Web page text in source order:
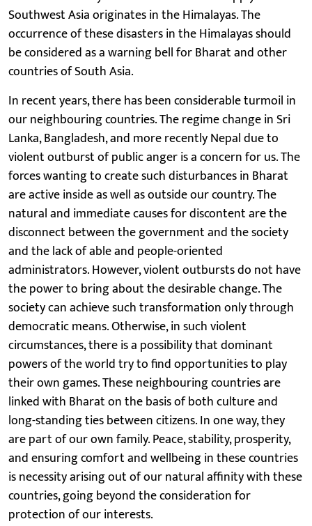
Southwest Asia originates in the Himalayas. The
occurrence of these disasters in the Himalayas should
be considered as a warning bell for Bharat and other
countries of South Asia.
In recent years, there has been considerable turmoil in
our neighbouring countries. The regime change in Sri
Lanka, Bangladesh, and more recently Nepal due to
violent outburst of public anger is a concern for us. The
forces wanting to create such disturbances in Bharat
are active inside as well as outside our country. The
natural and immediate causes for discontent are the
disconnect between the government and the society
and the lack of able and people-oriented
administrators. However, violent outbursts do not have
the power to bring about the desirable change. The
society can achieve such transformation only through
democratic means. Otherwise, in such violent
circumstances, there is a possibility that dominant
powers of the world try to find opportunities to play
their own games. These neighbouring countries are
linked with Bharat on the basis of both culture and
long-standing ties between citizens. In one way, they
are part of our own family. Peace, stability, prosperity,
and ensuring comfort and wellbeing in these countries
is necessity arising out of our natural affinity with these
countries, going beyond the consideration for
protection of our interests.